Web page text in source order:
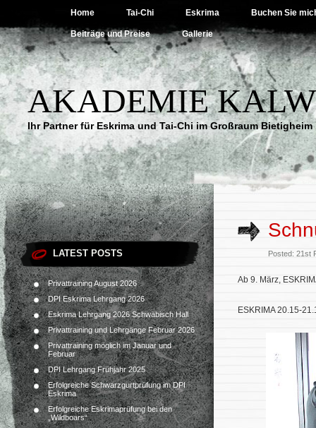
Home Tai-Chi Eskrima Buchen Sie
Beiträge und Preise Gallerie
AKADEMIE
Ihr Partner für Eskrima und Tai-Chi im Großraum Bietigheim
LATEST POSTS
Privattraining August 2026
DPI Eskrima Lehrgang 2026
Eskrima Lehrgang 2026 Schwäbisch Hall
Privattraining und Lehrgänge Februar 2026
Privattraining möglich im Januar und
Februar
DPI Lehrgang Frühjahr 2025
Erfolgreiche Schwarzgurtprüfung im DPI
Eskrima
Erfolgreiche Eskrimaprüfung bei den
„Wildboars“
Posted: 21st
Ab 9. März,
ESKRIMA 20.15-